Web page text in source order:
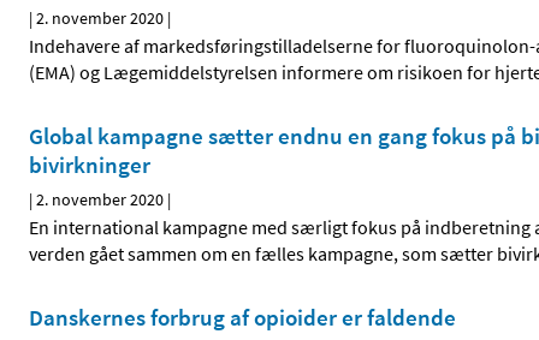
|2. november 2020 |
Indehavere af markedsføringstilladelserne for
(EMA) og Lægemiddelstyrelsen informere om risikoen for
Global kampagne sætter endnu en gang fokus på
bivirkninger
|2. november 2020 |
En international kampagne med særligt fokus på
verden gået sammen om en fælles kampagne, som sætter
Danskernes forbrug af opioider er faldende